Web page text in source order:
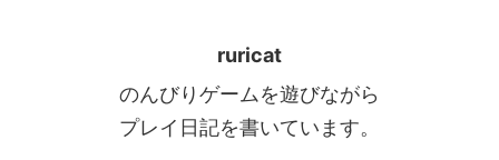
ruricat
のんびりゲームを遊びながら
プレイ日記を書いています。